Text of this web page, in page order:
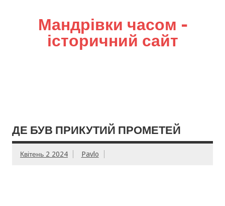
Мандрівки часом –
історичний сайт
ДЕ БУВ ПРИКУТИЙ ПРОМЕТЕЙ
Квітень 2 2024 Pavlo